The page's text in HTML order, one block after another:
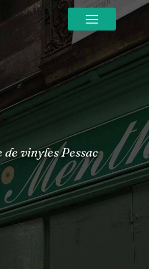
de vinyles Pessac
cookies